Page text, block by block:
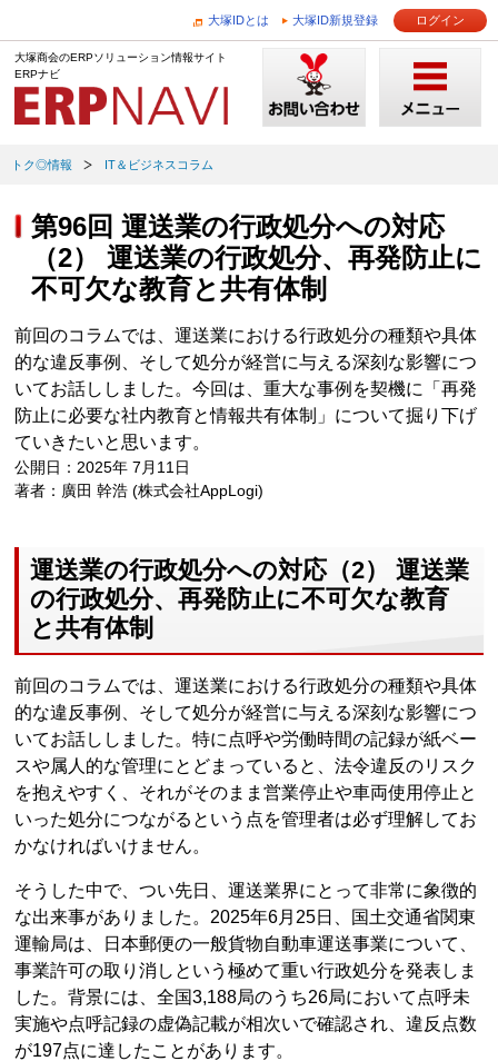
大塚IDとは 大塚ID新規登録 ログイン
大塚商会のERPソリューション情報サイト
ERPナビ
トク◎情報 IT＆ビジネスコラム
第96回 運送業の行政処分への対応
（2） 運送業の行政処分、再発防止に
不可欠な教育と共有体制
前回のコラムでは、運送業における行政処分の種類や具体
的な違反事例、そして処分が経営に与える深刻な影響につ
いてお話ししました。今回は、重大な事例を契機に「再発
防止に必要な社内教育と情報共有体制」について掘り下げ
ていきたいと思います。
公開日：2025年 7月11日
著者：廣田 幹浩 (株式会社AppLogi)
運送業の行政処分への対応（2） 運送業
の行政処分、再発防止に不可欠な教育
と共有体制
前回のコラムでは、運送業における行政処分の種類や具体
的な違反事例、そして処分が経営に与える深刻な影響につ
いてお話ししました。特に点呼や労働時間の記録が紙ベー
スや属人的な管理にとどまっていると、法令違反のリスク
を抱えやすく、それがそのまま営業停止や車両使用停止と
いった処分につながるという点を管理者は必ず理解してお
かなければいけません。
そうした中で、つい先日、運送業界にとって非常に象徴的
な出来事がありました。2025年6月25日、国土交通省関東
運輸局は、日本郵便の一般貨物自動車運送事業について、
事業許可の取り消しという極めて重い行政処分を発表しま
した。背景には、全国3,188局のうち26局において点呼未
実施や点呼記録の虚偽記載が相次いで確認され、違反点数
が197点に達したことがあります。